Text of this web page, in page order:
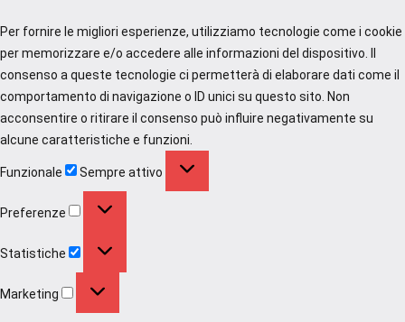
Per fornire le migliori esperienze, utilizziamo tecnologie come i cookie
per memorizzare e/o accedere alle informazioni del dispositivo. Il
consenso a queste tecnologie ci permetterà di elaborare dati come il
comportamento di navigazione o ID unici su questo sito. Non
acconsentire o ritirare il consenso può influire negativamente su
alcune caratteristiche e funzioni.
Funzionale Sempre attivo
Preferenze
Statistiche
Marketing